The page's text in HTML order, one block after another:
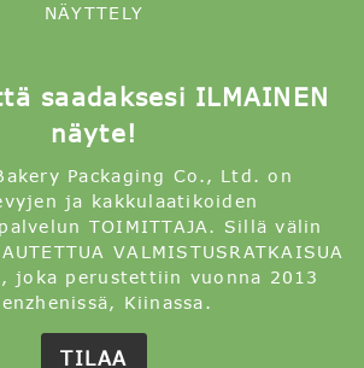
NÄYTTELY
saadaksesi ILMAINEN
näyte!
Packaging Co., Ltd. on
ja kakkulaatikoiden
TOIMITTAJA. Sillä välin
VALMISTUSRATKAISUA
joka perustettiin vuonna 2013
Kiinassa.
TILAA